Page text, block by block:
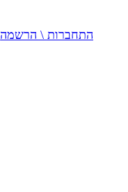
התחברות \ הרשמה